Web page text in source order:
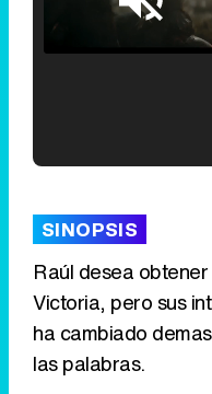
SINOPSIS
Raúl desea
Victoria, pero sus
ha cambiado
las palabras.